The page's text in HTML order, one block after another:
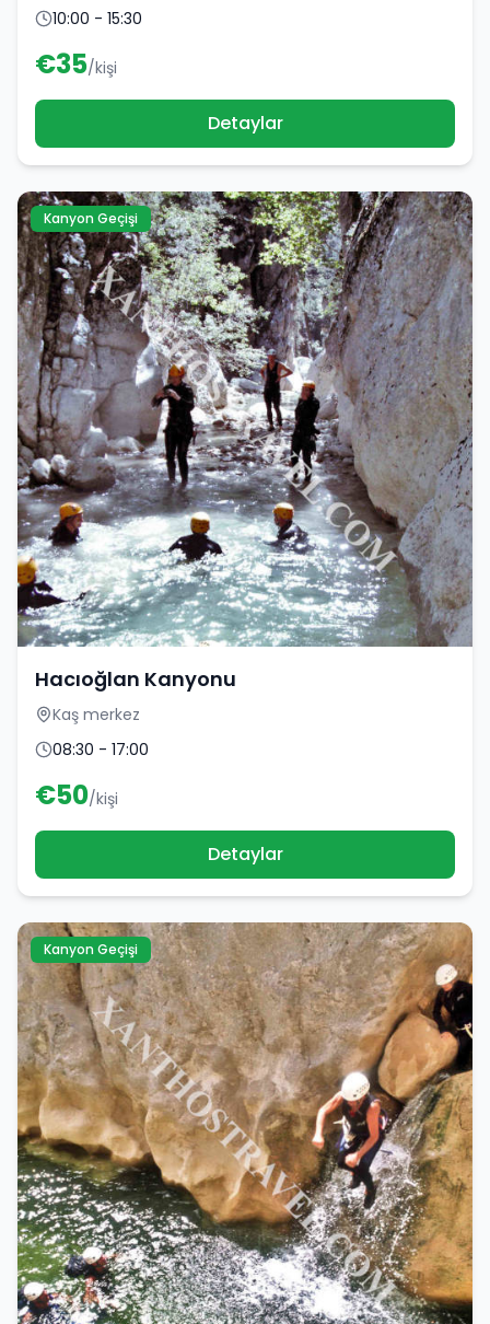
10:00 - 15:30
€35/kişi
Detaylar
Kanyon Geçişi
Hacıoğlan Kanyonu
Kaş merkez
08:30 - 17:00
€50/kişi
Detaylar
Kanyon Geçişi